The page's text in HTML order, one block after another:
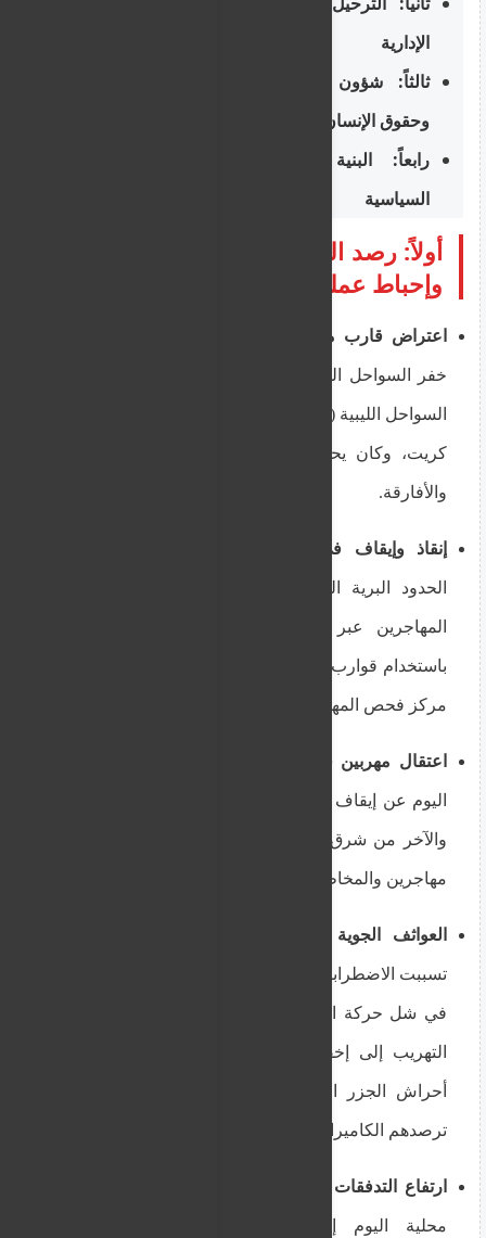
الإدارية
ثالثاً: شؤون اللاجئين، الإجراءات القانونية،
وحقوق الإنسان
رابعاً: البنية التحتية، الرقابة، والمواقف
السياسية
أولاً: رصد القوارب، ضبط المتسللين،
وإحباط عمليات التهريب
اعتراض قارب مهاجرين جنوب ك Crete:
خفر السواحل اليوناني أمس قارباً خشبياً قادماً من
السواحل الليبية (طبرق) على بعد أميال جنوب جزيرة
كريت، وكان يحمل عشرات المهاجرين الآسيويين
والأفارقة.
إنقاذ وإيقاف في نهر إيفروس:
الحدود البرية اليوم محاولة تسلل لمجموعة من
المهاجرين عبر نهر إيفروس (الحدود مع تركيا)
باستخدام قوارب مطاطية، وتم توقيفهم ونقلهم إلى
مركز فحص المهاجرين.
اعتقال مهربين في بحر إيجة:
اليوم عن إيقاف شخصين (أحدهما من جنسية عربية
والآخر من شرق أوروبا) بتهمة قيادة قوارب تهريب
مهاجرين والمخاطرة بحياتهم قبالة جزيرة رودس.
العواثف الجوية تمنع الانطلاق وتكشف المخابئ:
تسببت الاضطرابات الجوية في بحر إيجة أمس واليوم
في شل حركة القوارب الصغيرة، مما دفع شبكات
التهريب إلى إخفاء مجموعات من المهاجرين في
أحراش الجزر اليونانية القريبة من تركيا قبل أن
ترصدهم الكاميرات الحرارية.
ارتفاع التدفقات نحو جزر غافدوس:
محلية اليوم إلى زيادة الضغط على جزيرة